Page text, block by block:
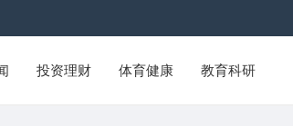
投资理财 体育健康 教育科研